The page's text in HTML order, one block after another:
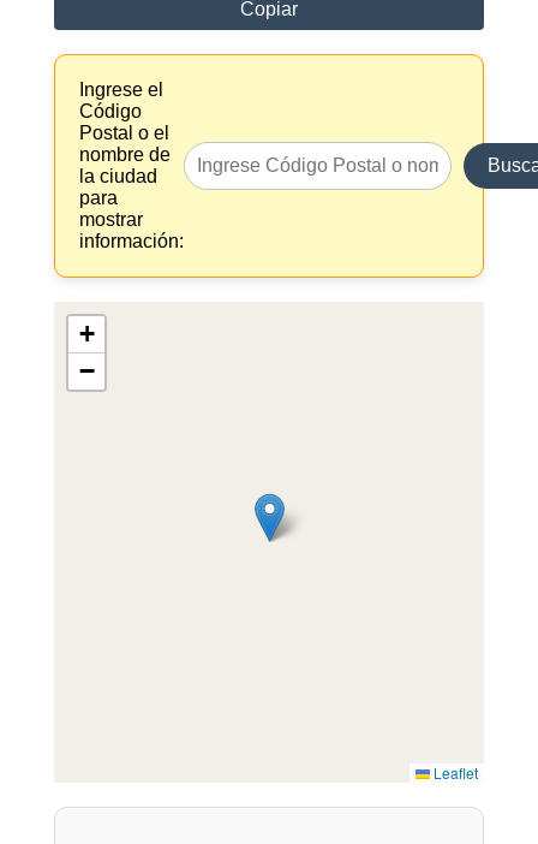
Copiar
Ingrese el
Código
Postal o el
nombre de
la ciudad
para
mostrar
información:
+
−
Leaflet